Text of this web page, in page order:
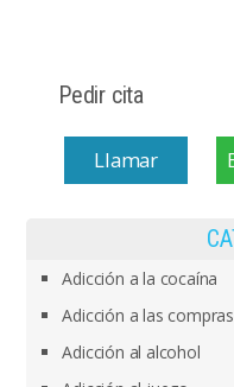
Pedir cita
Llamar
Adicción a la cocaína
Adicción a las compras
Adicción al alcohol